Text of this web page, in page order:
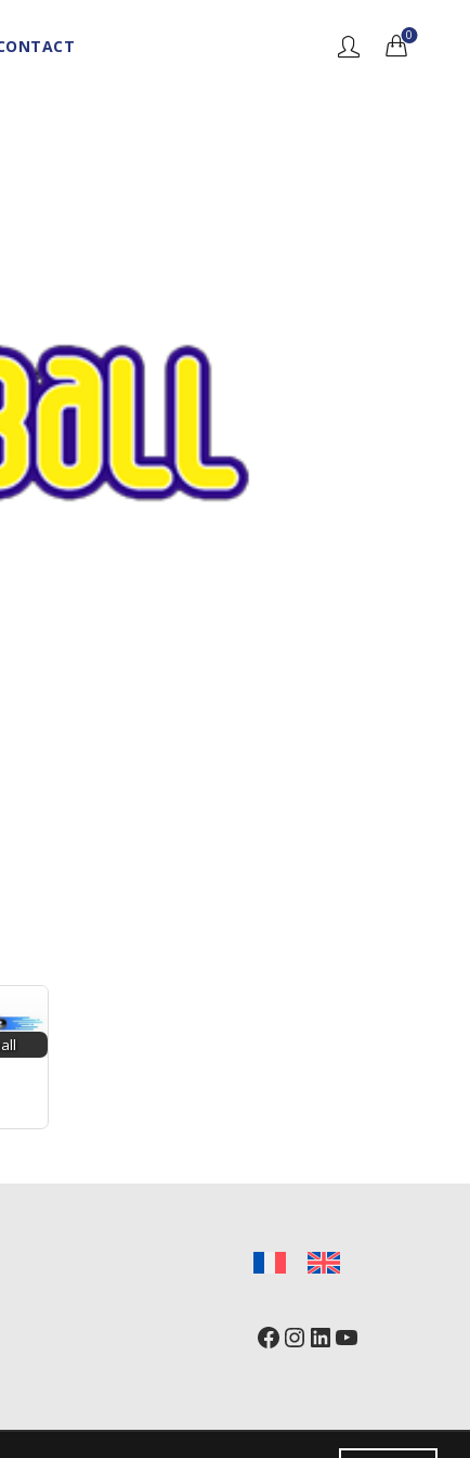
0
Facebook
Instagram
LinkedIn
YouTube